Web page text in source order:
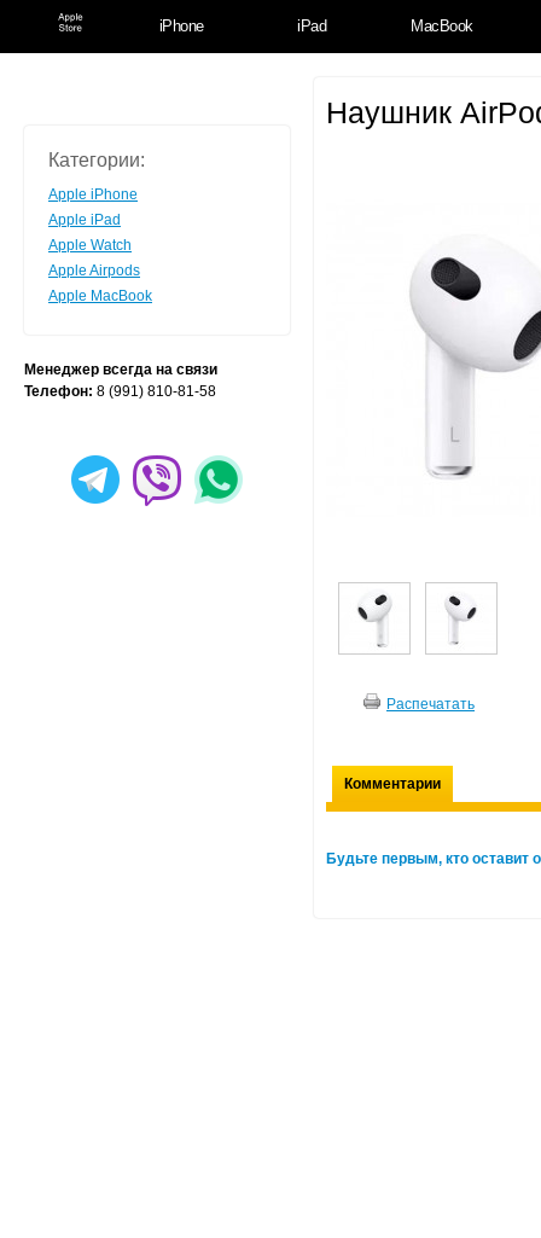
iPhone iPad MacBook
Категории:
Apple iPhone
Apple iPad
Apple Watch
Apple Airpods
Apple MacBook
Менеджер всегда на связи
Телефон: 8 (991) 810-81-58
Наушник
Распечатать
Комментарии
Будьте первым, кто оставит